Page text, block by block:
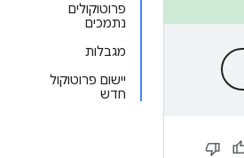
פרוטוקולים
נתמכים
מגבלות
יישום פרוטוקול
חדש